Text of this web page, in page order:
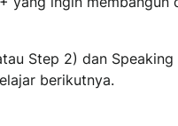
Step 2) dan
berikutnya.